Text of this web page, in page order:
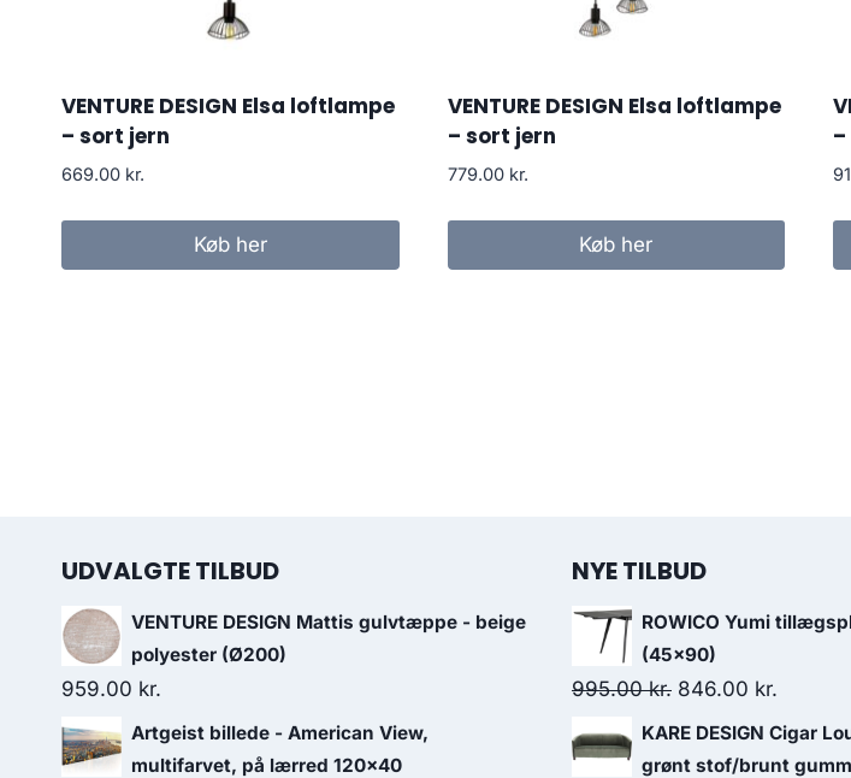
VENTURE DESIGN Elsa loftlampe
– sort jern
669.00 kr.
Køb her
VENTURE DESIGN Elsa loftlampe
– sort jern
779.00 kr.
Køb her
UDVALGTE TILBUD
VENTURE DESIGN Mattis gulvtæppe - beige
polyester (Ø200)
959.00 kr.
Artgeist billede - American View,
multifarvet, på lærred 120x40
NYE TILBUD
ROWICO Yumi
(45x90)
995.00kr. 846.00 kr.
KARE DESIGN Cigar
grønt stof/brunt